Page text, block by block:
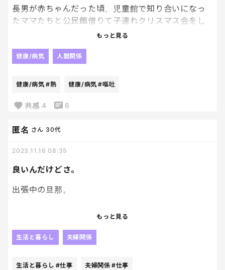
長男が赤ちゃんだった頃、児童館で知り合いになっ
たママたちと公民館借りて子連れクリスマス会をし
ました。みんなで食べ物持ち寄ることになり、私完
作りのケーキや、ピザ、サラダなど持ってきてい
初めて会う人もいたし、手作りのもの食べるのはち
がたく頂きました。が、次の日、出席者の1人からウ
次々に私も私ものLINE。そしてついに、私にも症状
でトイレから出れず、しまいに高熱…。3日間死んで
ました。
スター化。
もっと見る
健康/病気 人間関係
健康/病気 #熱 健康/病気 #嘔吐
共感 4 6
良いんだけどさ。
匿名 さん 30代
2023.11.16 08:35
出張中の旦那。
仕事が終わったLINEと共にこれから遊んでくる（パ
毎日毎日だと腹立つよ笑
もっと見る
生活と暮らし 夫婦関係
生活と暮らし #仕事 夫婦関係 #仕事